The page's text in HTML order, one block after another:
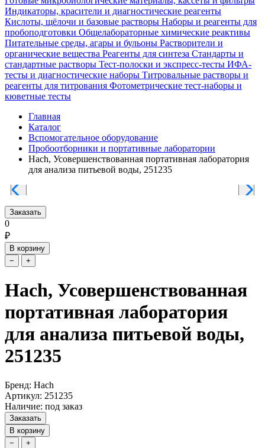
Индикаторы, красители и диагностические реагенты
Кислоты, щёлочи и базовые растворы Наборы и реагенты для
пробоподготовки Общелабораторные химические реактивы
Питательные среды, агары и бульоны Растворители и
органические вещества Реагенты для синтеза Стандарты и
стандартные растворы Тест-полоски и экспресс-тесты ИФА-
тесты и диагностические наборы Титровальные растворы и
реагенты для титрования Фотометрические тест-наборы и
кюветные тесты
Главная
Каталог
Вспомогательное оборудование
Пробоотборники и портативные лаборатории
Hach, Усовершенствованная портативная лаборатория
для анализа питьевой воды, 251235
Заказать
0
₽
В корзину
−
+
Hach, Усовершенствованная
портативная лаборатория
для анализа питьевой воды,
251235
Бренд: Hach
Артикул: 251235
Наличие: под заказ
Заказать
В корзину
−
+